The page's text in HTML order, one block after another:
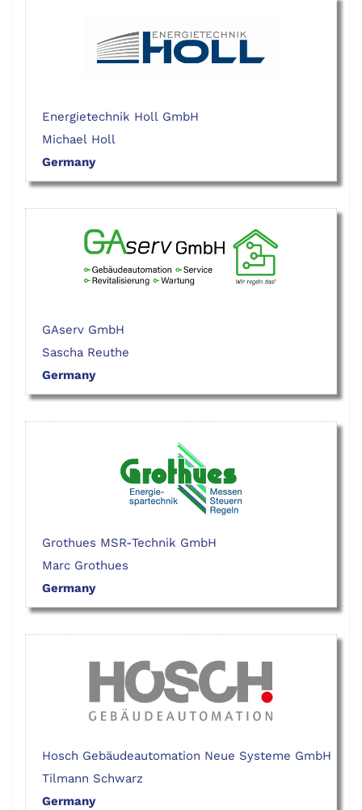
Energietechnik Holl GmbH
Michael Holl
Germany
GAserv GmbH
Sascha Reuthe
Germany
Grothues MSR-Technik GmbH
Marc Grothues
Germany
Hosch Gebäudeautomation Neue Systeme GmbH
Tilmann Schwarz
Germany